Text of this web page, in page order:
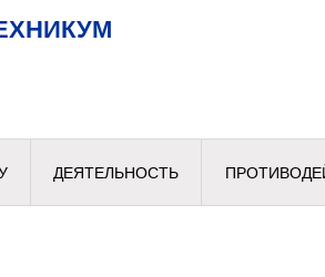
ДЕЯТЕЛЬНОСТЬ